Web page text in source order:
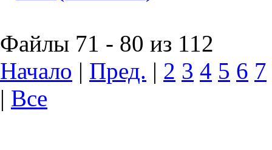
Файлы 71 - 80 из 112
Начало | Пред. | 2 3 4 5 6 7
| Все